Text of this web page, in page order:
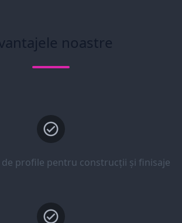
noastre
profile pentru construcții și finisaje